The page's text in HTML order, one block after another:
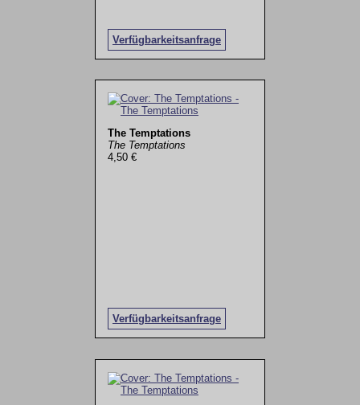
Verfügbarkeitsanfrage
The Temptations
The Temptations
4,50 €
Verfügbarkeitsanfrage